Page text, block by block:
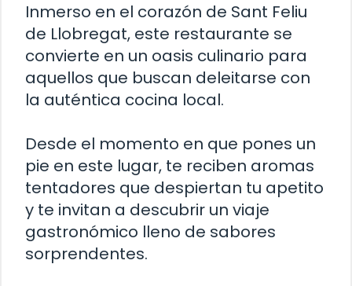
Inmerso en el corazón de Sant Feliu
de Llobregat, este restaurante se
convierte en un oasis culinario para
aquellos que buscan deleitarse con
la auténtica cocina local.
Desde el momento en que pones un
pie en este lugar, te reciben aromas
tentadores que despiertan tu apetito
y te invitan a descubrir un viaje
gastronómico lleno de sabores
sorprendentes.